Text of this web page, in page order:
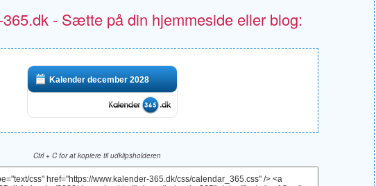
- Sætte på din hjemmeside eller blog:
Kalender december 2028
Ctrl + C for at kopiere til udklipsholderen